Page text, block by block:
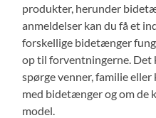
produkter, herunder
anmeldelser kan du få et
forskellige bidetænger
op til forventningerne. Det
spørge venner, familie
med bidetænger og om de
model.